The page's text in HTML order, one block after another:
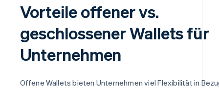
Vorteile offener vs.
geschlossener Wallets für
Unternehmen
Offene Wallets bieten Unternehmen viel Flexibilität in